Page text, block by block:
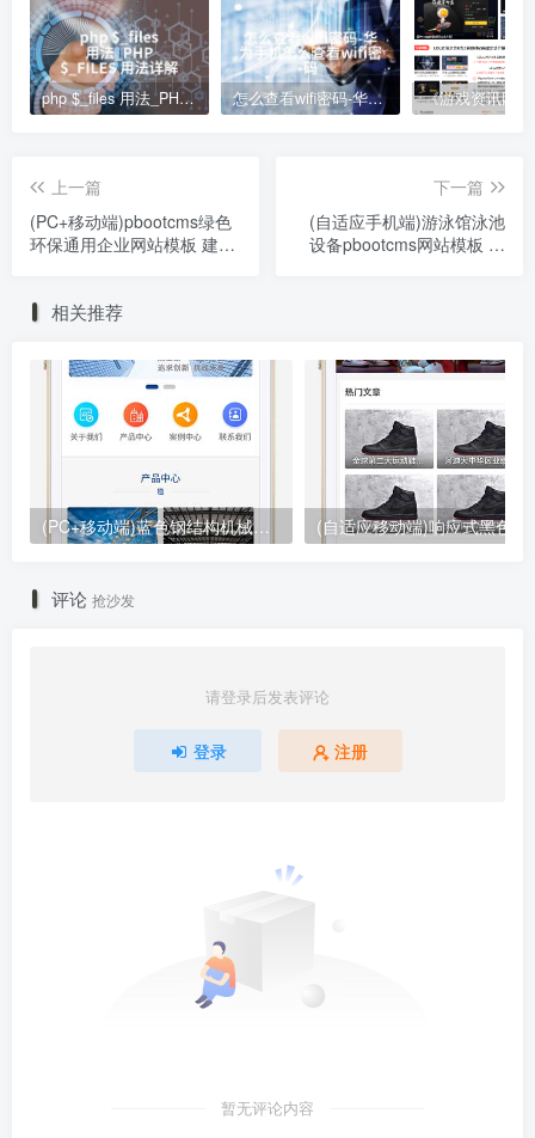
php $_files 用法_PHP $_FILES 用法详解 怎么查看wifi密码-华为手机怎么查看wifi密码
上一篇
(PC+移动端)pbootcms绿色
环保通用企业网站模板 建筑
下一篇
(自适应手机端)游泳馆泳池
设备pbootcms网站模板 泳
相关推荐
(PC+移动端)蓝色钢结构机械五金网站pbootcms模板 营销型工程建筑基建网站源码下载
评论 抢沙发
请登录后发表评论
登录 注册
暂无评论内容